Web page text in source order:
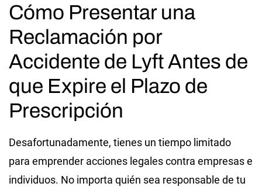
Cómo Presentar una
Reclamación por
Accidente de Lyft Antes de
que Expire el Plazo de
Prescripción
Desafortunadamente, tienes un tiempo limitado
para emprender acciones legales contra empresas e
individuos. No importa quién sea responsable de tu